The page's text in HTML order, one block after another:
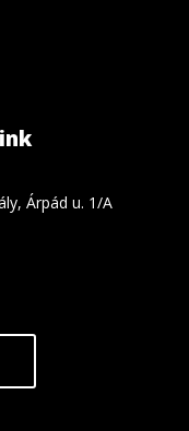
Árpád u. 1/A